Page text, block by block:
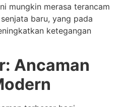
mungkin merasa terancam
baru, yang pada
ketegangan
Ancaman